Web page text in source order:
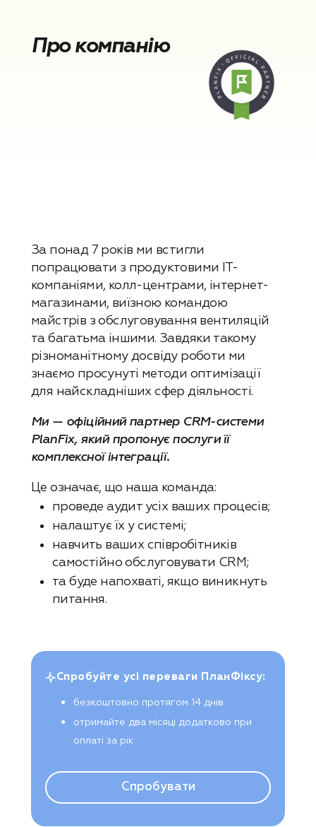
Про компанію
За понад 7 років ми встигли
попрацювати з продуктовими IT-
компаніями, колл-центрами, інтернет-
магазинами, виїзною командою
майстрів з обслуговування вентиляцій
та багатьма іншими. Завдяки такому
різноманітному досвіду роботи ми
знаємо просунуті методи оптимізації
для найскладніших сфер діяльності.
Ми — офіційний партнер CRM-системи
PlanFix, який пропонує послуги її
комплексної інтеграції.
Це означає, що наша команда:
проведе аудит усіх ваших процесів;
налаштує їх у системі;
навчить ваших співробітників
самостійно обслуговувати CRM;
та буде напохваті, якщо виникнуть
питання.
Спробуйте усі переваги ПланФіксу:
безкоштовно протягом 14 днів
отримайте два місяці додатково при
оплаті за рік
Спробувати